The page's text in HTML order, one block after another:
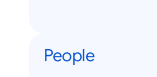
People